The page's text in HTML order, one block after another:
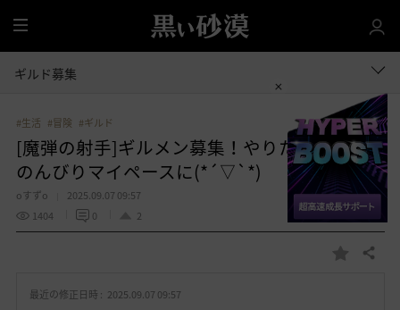
全
体
ギルド募集
#生活 #冒険 #ギルド
[魔弾の射手]ギルメン募集！やりたいことを
のんびりマイペースに(*´▽`*)
oすずo
2025.09.07 09:57
1404
0 2
お 共有する
最近の修正日時 : 2025.09.07 09:57